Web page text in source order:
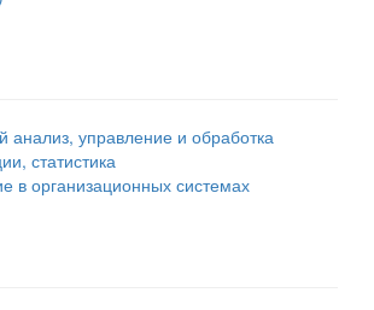
анализ, управление и обработка
статистика
в организационных системах